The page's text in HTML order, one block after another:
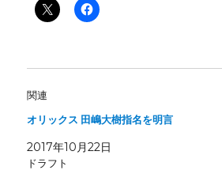
関連
オリックス 田嶋大樹指名を明言
2017年10月22日
ドラフト